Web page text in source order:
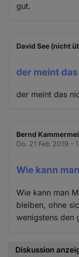
gut.
David See (nicht
der meint
der meint das
Bernd
Do. 21 Feb 2019 -
Wie kann
Wie kann man
bleiben, ohne
wenigstens den
Diskussion